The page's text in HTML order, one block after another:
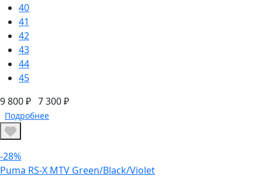
40
41
42
43
44
45
9 800 ₽ 7 300 ₽
Подробнее
-28%
Puma RS-X MTV Green/Black/Violet